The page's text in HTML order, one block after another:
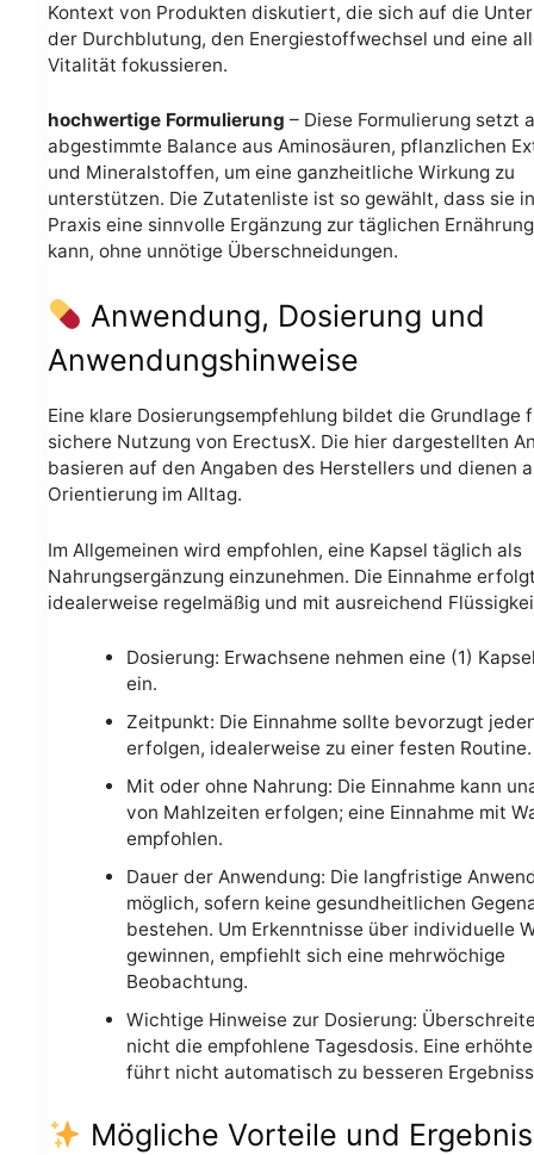
Kontext von Produkten diskutiert, die sich auf die
der Durchblutung, den Energiestoffwechsel und eine
Vitalität fokussieren.
hochwertige Formulierung – Diese Formulierung setzt
abgestimmte Balance aus Aminosäuren, pflanzlichen
und Mineralstoffen, um eine ganzheitliche Wirkung zu
unterstützen. Die Zutatenliste ist so gewählt, dass sie
Praxis eine sinnvolle Ergänzung zur täglichen
kann, ohne unnötige Überschneidungen.
Anwendung, Dosierung und
Anwendungshinweise
Eine klare Dosierungsempfehlung bildet die Grundlage
sichere Nutzung von ErectusX. Die hier dargestellten
basieren auf den Angaben des Herstellers und dienen
Orientierung im Alltag.
Im Allgemeinen wird empfohlen, eine Kapsel täglich als
Nahrungsergänzung einzunehmen. Die Einnahme
idealerweise regelmäßig und mit ausreichend
Dosierung: Erwachsene nehmen eine (1)
ein.
Zeitpunkt: Die Einnahme sollte bevorzugt
erfolgen, idealerweise zu einer festen Routine.
Mit oder ohne Nahrung: Die Einnahme kann
von Mahlzeiten erfolgen; eine Einnahme mit
empfohlen.
Dauer der Anwendung: Die langfristige
möglich, sofern keine gesundheitlichen
bestehen. Um Erkenntnisse über individuelle
gewinnen, empfiehlt sich eine mehrwöchige
Beobachtung.
Wichtige Hinweise zur Dosierung:
nicht die empfohlene Tagesdosis. Eine
führt nicht automatisch zu besseren
Mögliche Vorteile und